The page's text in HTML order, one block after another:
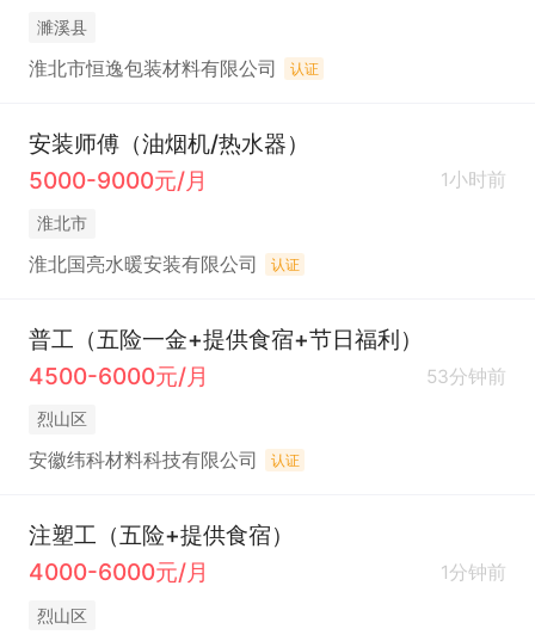
濉溪县
淮北市恒逸包装材料有限公司 认证
安装师傅（油烟机/热水器）
5000-9000元/月
1小时前
淮北市
淮北国亮水暖安装有限公司 认证
普工（五险一金+提供食宿+节日福利）
4500-6000元/月
53分钟前
烈山区
安徽纬科材料科技有限公司 认证
注塑工（五险+提供食宿）
4000-6000元/月
1分钟前
烈山区